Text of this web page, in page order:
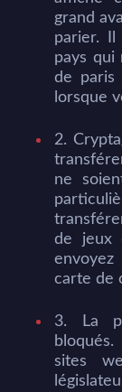
grand
parier.
pays qui
de paris
lorsque
2.
ne
de jeux
carte de
3. La
sites